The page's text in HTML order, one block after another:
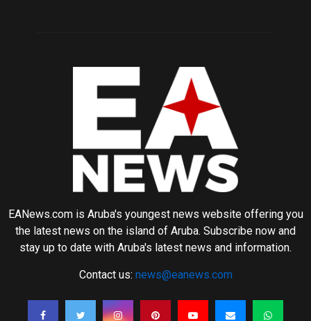
EANews.com is Aruba's youngest news website offering you
the latest news on the island of Aruba. Subscribe now and
stay up to date with Aruba's latest news and information.
Contact us: news@eanews.com